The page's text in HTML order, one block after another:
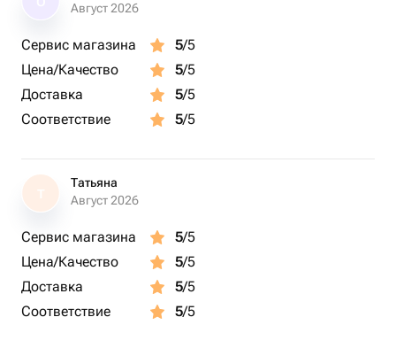
Август 2026
Сервис магазина 5/5
Цена/Качество
5/5
Доставка
5/5
Соответствие
5/5
Т
Татьяна
Август 2026
Сервис магазина 5/5
Цена/Качество
5/5
Доставка
5/5
Соответствие
5/5